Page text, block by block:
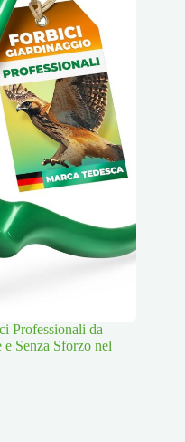
Professionali da
Senza Sforzo nel